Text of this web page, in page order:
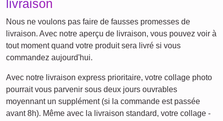
Classique Naissance
Enfants
Maman
&
Papa
Mamie